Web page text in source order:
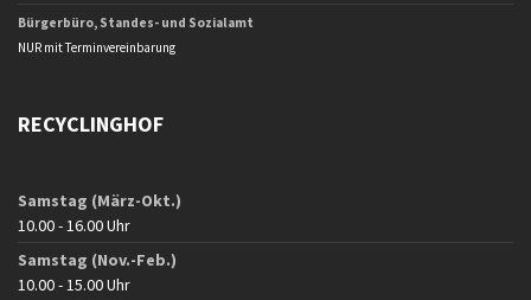
Bürgerbüro, Standes- und Sozialamt
NUR mit Terminvereinbarung
RECYCLINGHOF
Samstag (März-Okt.)
10.00 - 16.00 Uhr
Samstag (Nov.-Feb.)
10.00 - 15.00 Uhr